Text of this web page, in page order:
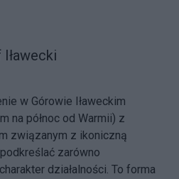
Iławecki
w Górowie Iławeckim
na północ od Warmii) z
związanym z ikoniczną
zarówno
działalności. To forma